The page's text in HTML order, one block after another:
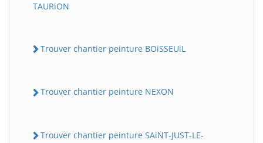
TAURiON
Trouver chantier peinture BOiSSEUiL
Trouver chantier peinture NEXON
Trouver chantier peinture SAiNT-JUST-LE-